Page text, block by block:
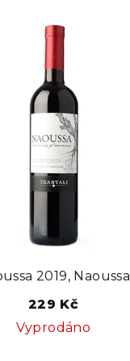
2019, Naoussa
229 Kč
Vyprodáno